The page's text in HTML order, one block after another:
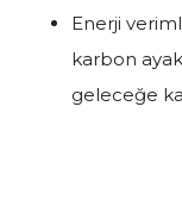
Enerji
karbon
geleceğe